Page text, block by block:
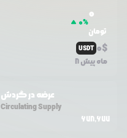
0%
0
تومان
USDT 0$
8 ماه پیش
عرضه در گردش
Circulating Supply
678,677